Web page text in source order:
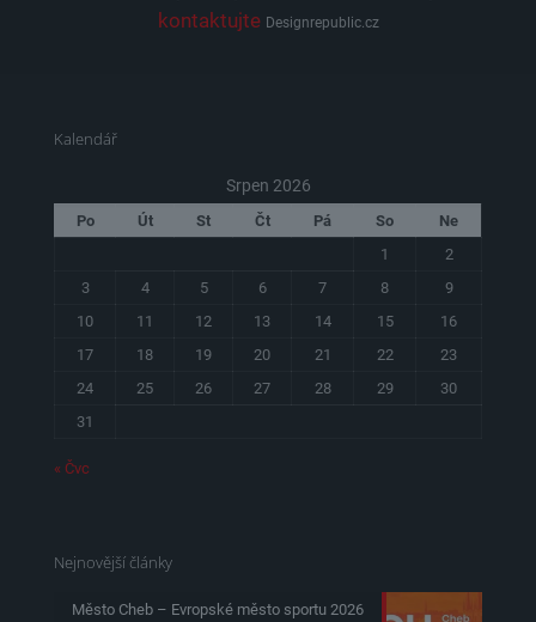
kontaktujte Designrepublic.cz
Kalendář
Srpen 2026
Po Út St Čt Pá So
Ne
1
2
3
4 5 6 7 8
9
10
11 12 13 14 15
16
17
18 19 20 21 22
23
24
25 26 27 28 29
30
31
« Čvc
Nejnovější články
Město Cheb – Evropské město sportu 2026